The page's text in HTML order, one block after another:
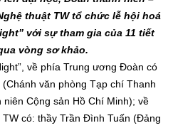
thuật TW tổ chức lễ hội hoá
với sự tham gia của 11 tiết
vòng sơ khảo.
về phía Trung ương Đoàn có
văn phòng Tạp chí Thanh
Cộng sản Hồ Chí Minh); về
có: thầy Trần Đình Tuấn (Đảng